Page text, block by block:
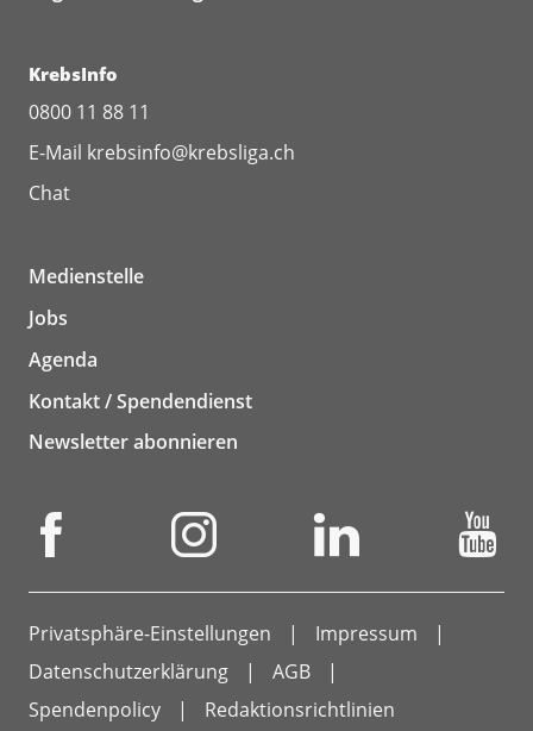
KrebsInfo
0800 11 88 11
E-Mail krebsinfo@krebsliga.ch
Chat
Medienstelle
Jobs
Agenda
Kontakt / Spendendienst
Newsletter abonnieren
Privatsphäre-Einstellungen
Impressum
Datenschutzerklärung
AGB
Spendenpolicy
Redaktionsrichtlinien